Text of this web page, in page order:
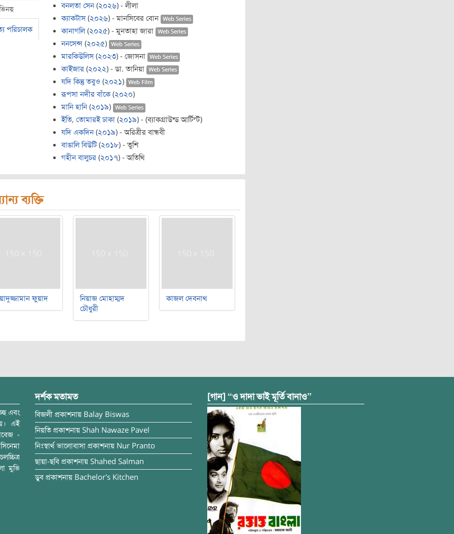
পরিচালক
বনলতা সেন (২০২৬) - লীলা
ক্যাকটাস(২০২৬) - মানসিবের বোন Web Series
কানাগলি(২০২৫) - মুনতাহা জারা Web Series
ননসেন্স (২০২৫) Web Series
মারকিউলিস(২০২৩) - জোসনা Web Series
কাইজার (২০২২) - ডা. তানিয়া Web Series
যদি কিন্তু তবুও (২০২১) Web Film
রূপসা নদীর বাঁকে(২০২০)
মানি হানি (২০১৯) Web Series
ইতি, তোমারই ঢাকা (২০১৯) - (ব্যাকগ্রাউন্ড আর্টিস্ট)
যদি একদিন (২০১৯) - অরিত্রীর বান্ধবী
বাঙালি বিউটি(২০১৮) - তুশি
গহীন বালুচর (২০১৭) - অতিথি
ব্যক্তি
ফুয়াদ
নিয়াজ মোহাম্মদ
চৌধুরী
কাজল দেবনাথ
এবং
এই
-
মুভি
দর্শক মতামত
বিজলী প্রকাশনায় Balay Biswas
নিয়তি প্রকাশনায় Shah Nawaze Pavel
নিঃস্বার্থ ভালোবাসা প্রকাশনায় Nur Pranto
ছায়া-ছবি প্রকাশনায় Shahed Salman
ডুব প্রকাশনায় Bachelor's Kitchen
[গান] “ও দাদা ভাই মূর্তি বানাও”